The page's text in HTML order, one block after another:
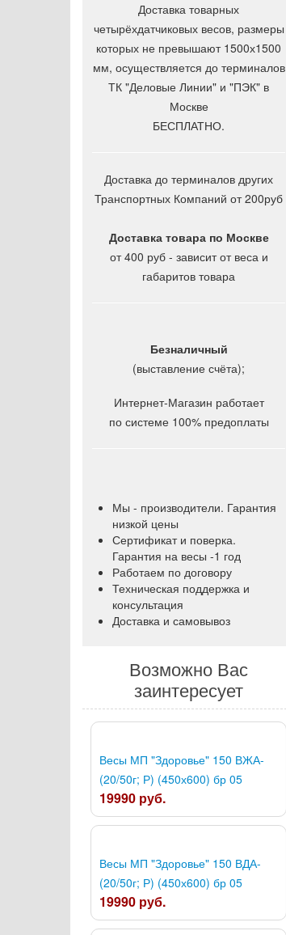
Доставка товарных
четырёхдатчиковых весов, размеры
которых не превышают 1500х1500
мм, осуществляется до терминалов
ТК "Деловые Линии" и "ПЭК" в
Москве
БЕСПЛАТНО.
Доставка до терминалов других
Транспортных Компаний от 200руб
Доставка товара по Москве
от 400 руб - зависит от веса и
габаритов товара
Безналичный
(выставление счёта);
Интернет-Магазин работает
по системе 100% предоплаты
Мы - производители. Гарантия
низкой цены
Сертификат и поверка.
Гарантия на весы -1 год
Работаем по договору
Техническая поддержка и
консультация
Доставка и самовывоз
Возможно Вас
заинтересует
Весы МП "Здоровье" 150 ВЖА-
(20/50г; Р) (450х600) бр 05
19990 руб.
Весы МП "Здоровье" 150 ВДА-
(20/50г; Р) (450х600) бр 05
19990 руб.